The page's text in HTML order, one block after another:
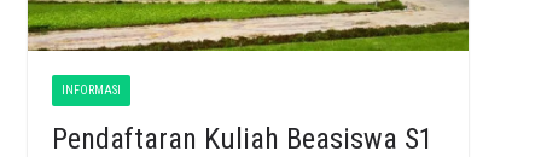
INFORMASI
Pendaftaran Kuliah Beasiswa S1